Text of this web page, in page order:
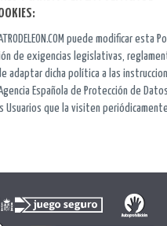
puede modificar esta
de exigencias legislativas,
adaptar dicha política a las
Española de Protección de
Usuarios que la visiten